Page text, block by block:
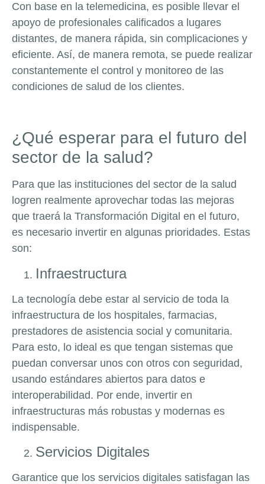
Con base en la telemedicina, es posible llevar el
apoyo de profesionales calificados a lugares
distantes, de manera rápida, sin complicaciones y
eficiente. Así, de manera remota, se puede realizar
constantemente el control y monitoreo de las
condiciones de salud de los clientes.
¿Qué esperar para el futuro del
sector de la salud?
Para que las instituciones del sector de la salud
logren realmente aprovechar todas las mejoras
que traerá la Transformación Digital en el futuro,
es necesario invertir en algunas prioridades. Estas
son:
Infraestructura
La tecnología debe estar al servicio de toda la
infraestructura de los hospitales, farmacias,
prestadores de asistencia social y comunitaria.
Para esto, lo ideal es que tengan sistemas que
puedan conversar unos con otros con seguridad,
usando estándares abiertos para datos e
interoperabilidad. Por ende, invertir en
infraestructuras más robustas y modernas es
indispensable.
Servicios Digitales
Garantice que los servicios digitales satisfagan las